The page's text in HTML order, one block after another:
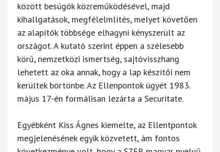
között besúgók közreműködésével, majd
kihallgatások, megfélelmlítés, melyet követően
az alapítók többsége elhagyni kényszerült az
országot. A kutató szerint éppen a szélesebb
körű, nemzetközi ismertség, sajtóvisszhang
lehetett az oka annak, hogy a lap készítői nem
kerültek börtönbe. Az Ellenpontok ügyét 1983.
május 17-én formálisan lezárta a Securitate.
Egyébként Kiss Ágnes kiemelte, az Ellentpontok
megjelenésének egyik közvetett, ám fontos